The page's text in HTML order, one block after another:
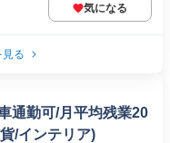
気になる
る
通勤可/月平均残業20
/インテリア)